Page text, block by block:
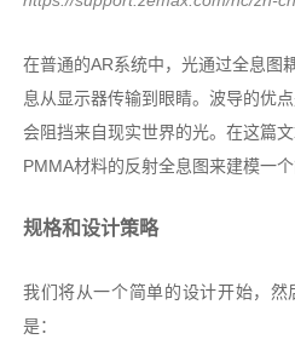
在普通的AR系统中，光通过全息图
息从显示器传输到眼睛。波导的优
会阻挡来自现实世界的光。在这篇
PMMA材料的反射全息图来建模一个
规格和设计策略
我们将从一个简单的设计开始，
是：